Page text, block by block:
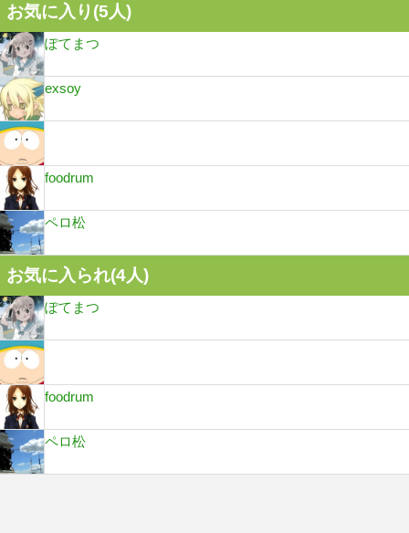
お気に入り(5人)
ぽてまつ
exsoy
foodrum
ペロ松
お気に入られ(4人)
ぽてまつ
foodrum
ペロ松